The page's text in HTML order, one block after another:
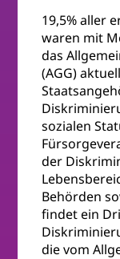
19,5% aller
waren mit
das
(AGG)
sozialen
der
Behörden
findet ein
die vom